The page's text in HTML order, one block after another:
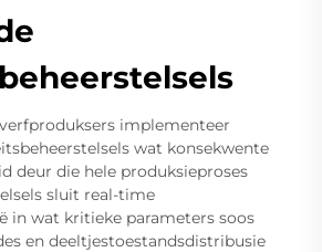
implementeer
wat konsekwente
deur die hele produksieproses
sluit real-time
in wat kritieke parameters soos
en deeltjestoestandsdistribusie